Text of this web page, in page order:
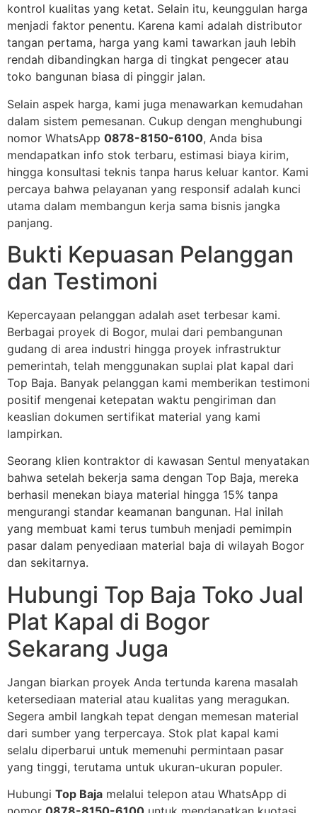
kontrol kualitas yang ketat. Selain itu, keunggulan harga
menjadi faktor penentu. Karena kami adalah distributor
tangan pertama, harga yang kami tawarkan jauh lebih
rendah dibandingkan harga di tingkat pengecer atau
toko bangunan biasa di pinggir jalan.
Selain aspek harga, kami juga menawarkan kemudahan
dalam sistem pemesanan. Cukup dengan menghubungi
nomor WhatsApp 0878-8150-6100, Anda bisa
mendapatkan info stok terbaru, estimasi biaya kirim,
hingga konsultasi teknis tanpa harus keluar kantor. Kami
percaya bahwa pelayanan yang responsif adalah kunci
utama dalam membangun kerja sama bisnis jangka
panjang.
Bukti Kepuasan Pelanggan
dan Testimoni
Kepercayaan pelanggan adalah aset terbesar kami.
Berbagai proyek di Bogor, mulai dari pembangunan
gudang di area industri hingga proyek infrastruktur
pemerintah, telah menggunakan suplai plat kapal dari
Top Baja. Banyak pelanggan kami memberikan testimoni
positif mengenai ketepatan waktu pengiriman dan
keaslian dokumen sertifikat material yang kami
lampirkan.
Seorang klien kontraktor di kawasan Sentul menyatakan
bahwa setelah bekerja sama dengan Top Baja, mereka
berhasil menekan biaya material hingga 15% tanpa
mengurangi standar keamanan bangunan. Hal inilah
yang membuat kami terus tumbuh menjadi pemimpin
pasar dalam penyediaan material baja di wilayah Bogor
dan sekitarnya.
Hubungi Top Baja Toko Jual
Plat Kapal di Bogor
Sekarang Juga
Jangan biarkan proyek Anda tertunda karena masalah
ketersediaan material atau kualitas yang meragukan.
Segera ambil langkah tepat dengan memesan material
dari sumber yang terpercaya. Stok plat kapal kami
selalu diperbarui untuk memenuhi permintaan pasar
yang tinggi, terutama untuk ukuran-ukuran populer.
Hubungi Top Baja melalui telepon atau WhatsApp di